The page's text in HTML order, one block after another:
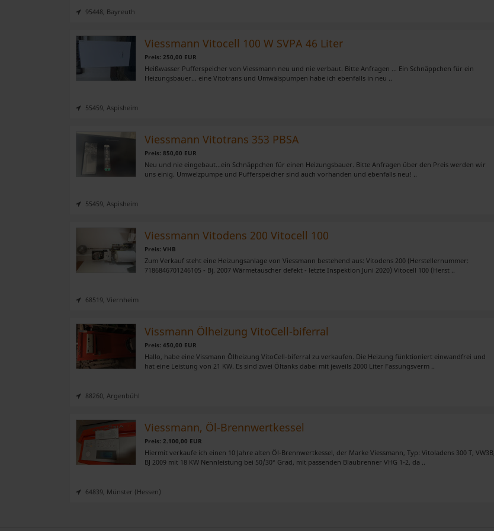
95448, Bayreuth
Viessmann Vitocell 100 W SVPA 46 Liter
Preis: 250,00 EUR
Heißwasser Pufferspeicher von Viessmann neu und nie verbaut. Bitte Anfragen … Ein Schnäppchen für ein
Heizungsbauer… eine Vitotrans und Umwälspumpen habe ich ebenfalls in neu ..
55459, Aspisheim
Viessmann Vitotrans 353 PBSA
Preis: 850,00 EUR
Neu und nie eingebaut…ein Schnäppchen für einen Heizungsbauer. Bitte Anfragen über den Preis werden wir
uns einig. Umwelzpumpe und Pufferspeicher sind auch vorhanden und ebenfalls neu! ..
55459, Aspisheim
Viessmann Vitodens 200 Vitocell 100
Preis: VHB
Zum Verkauf steht eine Heizungsanlage von Viessmann bestehend aus: Vitodens 200 (Herstellernummer:
7186846701246105 - Bj. 2007 Wärmetauscher defekt - letzte Inspektion Juni 2020) Vitocell 100 (Herst ..
68519, Viernheim
Vissmann Ölheizung VitoCell-biferral
Preis: 450,00 EUR
Hallo, habe eine Vissmann Ölheizung VitoCell-biferral zu verkaufen. Die Heizung fünktioniert einwandfrei und
hat eine Leistung von 21 KW. Es sind zwei Öltanks dabei mit jeweils 2000 Liter Fassungsverm ..
88260, Argenbühl
Viessmann, Öl-Brennwertkessel
Preis: 2.100,00 EUR
Hiermit verkaufe ich einen 10 Jahre alten Öl-Brennwertkessel, der Marke Viessmann, Typ: Vitoladens 300 T, VW3B,
BJ 2009 mit 18 KW Nennleistung bei 50/30° Grad, mit passenden Blaubrenner VHG 1-2, da ..
64839, Münster (Hessen)